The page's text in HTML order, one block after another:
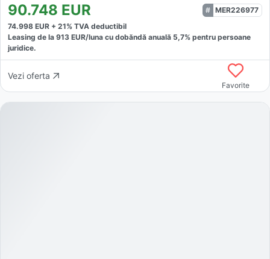
90.748 EUR
MER226977
74.998 EUR + 21% TVA deductibil
Leasing de la 913 EUR/luna cu dobăndă anuală 5,7% pentru persoane
juridice.
Vezi oferta
Favorite